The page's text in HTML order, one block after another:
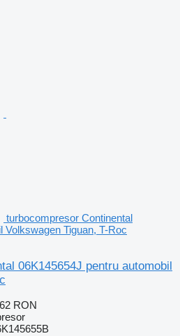
turbocompresor Continental
Volkswagen Tiguan, T-Roc
06K145654J pentru automobil
RON